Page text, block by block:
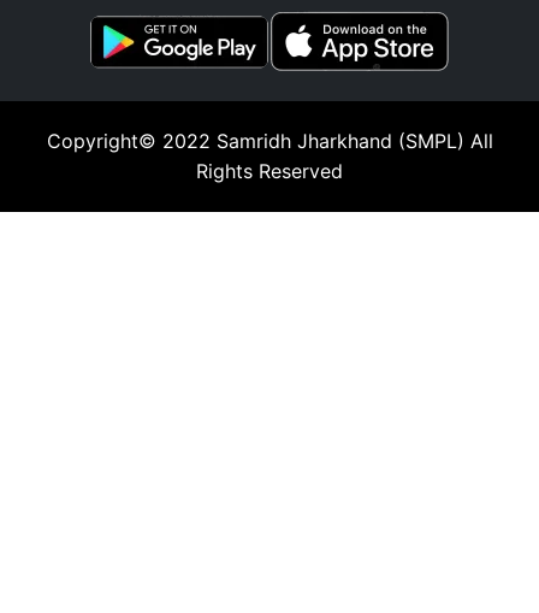
Copyright© 2022 Samridh Jharkhand (SMPL) All
Rights Reserved